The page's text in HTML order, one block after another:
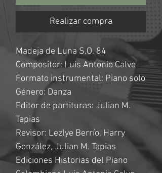
Realizar compra
Madeja de Luna S.O. 84
Compositor: Luis Antonio Calvo
Formato instrumental: Piano solo
Género: Danza
Editor de partituras: Julian M.
Tapias
Revisor: Lezlye Berrío, Harry
González, Julian M. Tapias
Ediciones Historias del Piano